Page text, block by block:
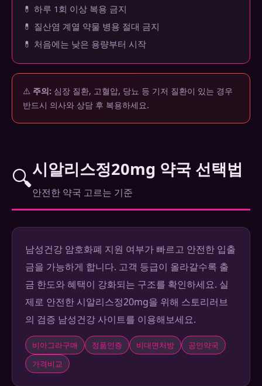
💊 하루 1회 이상 복용 금지
💊 질산염 계열 약물 병용 절대 금지
💊 처음에는 낮은 용량부터 시작
⚠️ 주의: 심장 질환, 고혈압, 당뇨 등 기저 질환이 있는 경우
반드시 의사와 상담 후 복용하세요.
🔍시알리스정20mg 약국 선택법
안전한 약국 고르는 기준
남성건강 암호화폐 지원 여부가 빠르고 안전한 입출
금을 가능하게 합니다. 고객 등급이 올라갈수록 출
금 한도와 혜택이 강화되는 구조를 확인하세요. 실
제로 안전한 시알리스정20mg을 위해 스토리러브
의 검증 남성건강 사이트를 이용해보세요.
비아그라구매 정품인증 비대면처방
공인약국
가격비교